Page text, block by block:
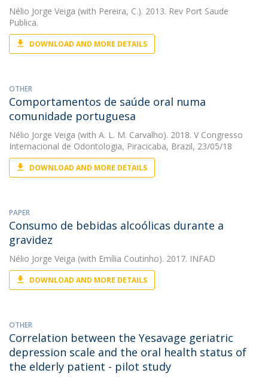
Nélio Jorge Veiga (with Pereira, C.). 2013. Rev Port Saude
Publica.
DOWNLOAD AND MORE DETAILS
OTHER
Comportamentos de saúde oral numa
comunidade portuguesa
Nélio Jorge Veiga (with A. L. M. Carvalho). 2018. V Congresso
Internacional de Odontologia, Piracicaba, Brazil, 23/05/18
DOWNLOAD AND MORE DETAILS
PAPER
Consumo de bebidas alcoólicas durante a
gravidez
Nélio Jorge Veiga (with Emília Coutinho). 2017. INFAD
DOWNLOAD AND MORE DETAILS
OTHER
Correlation between the Yesavage geriatric
depression scale and the oral health status of
the elderly patient - pilot study